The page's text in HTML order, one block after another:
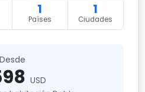
1
Países
1
Ciudades
Desde
USD